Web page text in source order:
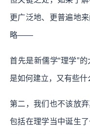
更广泛地、更普遍地
略——
首先是新儒学“理学”
是如何建立，又有些什
第二，我们也不该放
包括在理学当中诞生